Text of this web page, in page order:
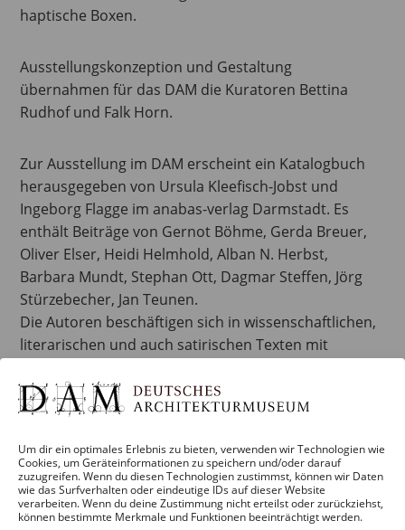
Um dir ein optimales Erlebnis zu bieten, verwenden wir Technologien wie
Cookies, um Geräteinformationen zu speichern und/oder darauf
zuzugreifen. Wenn du diesen Technologien zustimmst, können wir Daten
wie das Surfverhalten oder eindeutige IDs auf dieser Website
verarbeiten. Wenn du deine Zustimmung nicht erteilst oder zurückziehst,
können bestimmte Merkmale und Funktionen beeinträchtigt werden.
haptische Boxen.
Ausstellungskonzeption und Gestaltung
übernahmen für das DAM die Kuratoren Bettina
Rudhof und Falk Horn.
Zur Ausstellung im DAM erscheint ein Katalogbuch
herausgegeben von Ursula Kleefisch-Jobst und
Ingeborg Flagge im anabas-verlag Darmstadt. Es
enthält Beiträge von Gernot Böhme, Gerda Breuer,
Oliver Elser, Heidi Helmhold, Alban N. Herbst,
Barbara Mundt, Stephan Ott, Dagmar Steffen, Jörg
Stürzebecher, Jan Teunen.
Die Autoren beschäftigen sich in wissenschaftlichen,
literarischen und auch satirischen Texten mit
greifen. „Türdrücker sind Mittel der Weltentdeckung“,
bemerkt der Philosoph Gernot Böhme in seinem
Gegenstand, der aber, einmal in den Blick
genommen, nicht nur Türen öffnet, sondern Welten
erschließen kann. In diesem Sinne ist eher ein
Lesebuch für Entdeckungsfreudige entstanden, in